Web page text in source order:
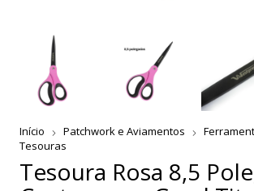
Início Patchwork e Aviamentos
Tesouras
Tesoura Rosa 8,5